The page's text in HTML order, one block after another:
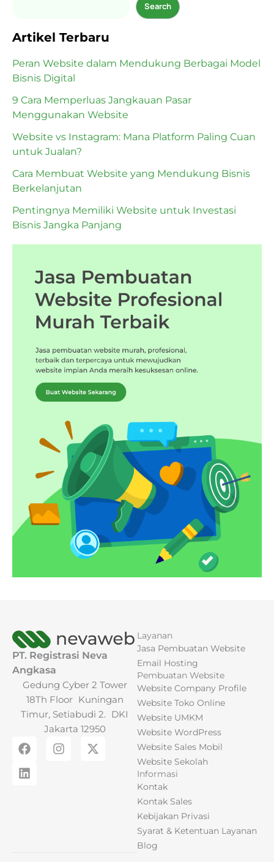
Search
Artikel Terbaru
Peran Website dalam Mendukung Berbagai Model
Bisnis Digital
9 Cara Memperluas Jangkauan Pasar
Menggunakan Website
Website vs Instagram: Mana Platform Paling Cuan
untuk Jualan?
Cara Membuat Website yang Mendukung Bisnis
Berkelanjutan
Pentingnya Memiliki Website untuk Investasi
Bisnis Jangka Panjang
PT. Registrasi Neva
Angkasa
Gedung Cyber 2 Tower
18Th Floor Kuningan
Timur, Setiabudi 2. DKI
Jakarta 12950
F
a
c
e
I
n
X
-
L
i
n
k
Layanan
Jasa Pembuatan Website
Email Hosting
Pembuatan Website
Website Company Profile
Website Toko Online
Website UMKM
Website WordPress
Website Sales Mobil
Website Sekolah
Informasi
Kontak
Kontak Sales
Kebijakan Privasi
Syarat & Ketentuan Layanan
Blog